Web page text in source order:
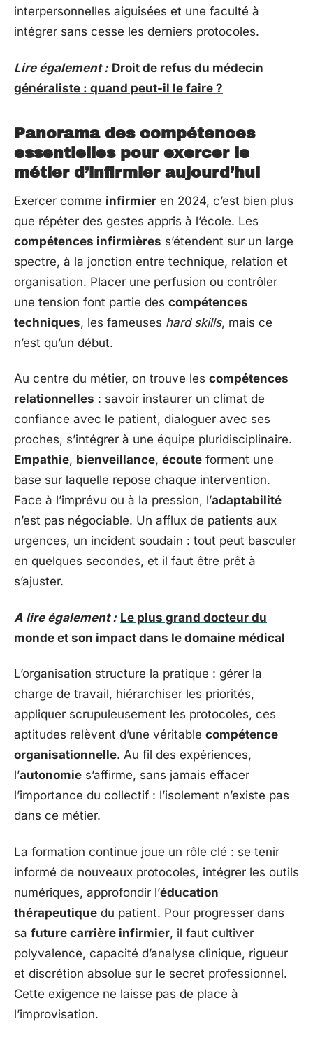
interpersonnelles aiguisées et une faculté à
intégrer sans cesse les derniers protocoles.
Lire également : Droit de refus du médecin
généraliste : quand peut-il le faire ?
Panorama des compétences
essentielles pour exercer le
métier d’infirmier aujourd’hui
Exercer comme infirmier en 2024, c’est bien plus
que répéter des gestes appris à l’école. Les
compétences infirmières s’étendent sur un large
spectre, à la jonction entre technique, relation et
organisation. Placer une perfusion ou contrôler
une tension font partie des compétences
techniques, les fameuses hard skills, mais ce
n’est qu’un début.
Au centre du métier, on trouve les compétences
relationnelles : savoir instaurer un climat de
confiance avec le patient, dialoguer avec ses
proches, s’intégrer à une équipe pluridisciplinaire.
Empathie, bienveillance, écoute forment une
base sur laquelle repose chaque intervention.
Face à l’imprévu ou à la pression, l’adaptabilité
n’est pas négociable. Un afflux de patients aux
urgences, un incident soudain : tout peut basculer
en quelques secondes, et il faut être prêt à
s’ajuster.
A lire également : Le plus grand docteur du
monde et son impact dans le domaine médical
L’organisation structure la pratique : gérer la
charge de travail, hiérarchiser les priorités,
appliquer scrupuleusement les protocoles, ces
aptitudes relèvent d’une véritable compétence
organisationnelle. Au fil des expériences,
l’autonomie s’affirme, sans jamais effacer
l’importance du collectif : l’isolement n’existe pas
dans ce métier.
La formation continue joue un rôle clé : se tenir
informé de nouveaux protocoles, intégrer les outils
numériques, approfondir l’éducation
thérapeutique du patient. Pour progresser dans
sa future carrière infirmier, il faut cultiver
polyvalence, capacité d’analyse clinique, rigueur
et discrétion absolue sur le secret professionnel.
Cette exigence ne laisse pas de place à
l’improvisation.